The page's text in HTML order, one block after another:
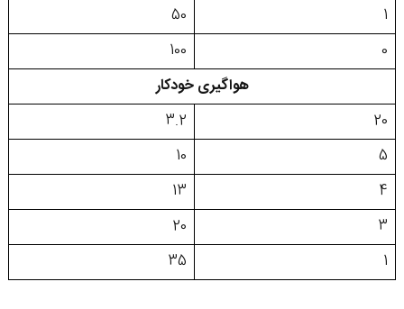
1
50
0
100
هواگیری خودکار
20
3.2
5
10
4
13
3
20
1
35